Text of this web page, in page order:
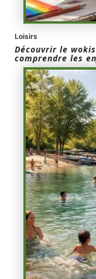
Loisirs
Découvrir le
comprendre les